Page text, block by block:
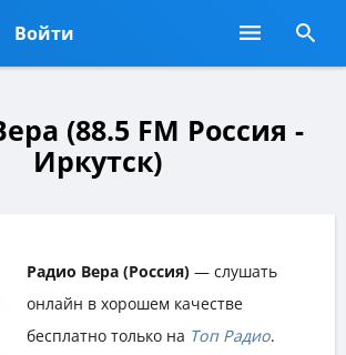
Войти
(88.5 FM Россия -
Иркутск)
Радио Вера (Россия) — слушать
онлайн в хорошем качестве
бесплатно только на Топ Радио.